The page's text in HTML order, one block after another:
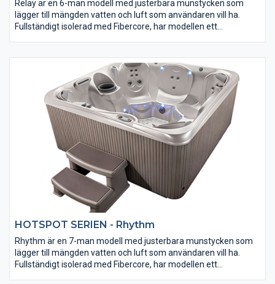
Relay är en 6-man modell med justerbara munstycken som
lägger till mängden vatten och luft som användaren vill ha.
Fullständigt isolerad med Fibercore, har modellen ett
HOTSPOT SERIEN - Rhythm
Rhythm är en 7-man modell med justerbara munstycken som
lägger till mängden vatten och luft som användaren vill ha.
Fullständigt isolerad med Fibercore, har modellen ett